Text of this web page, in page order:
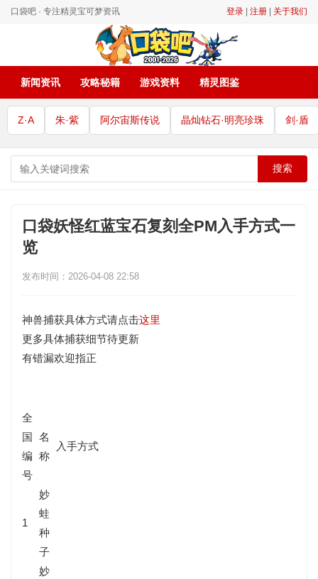
口袋吧 · 专注精灵宝可梦资讯 登录 注册 关于我们
新闻资讯 攻略秘籍 游戏资料 精灵图鉴
Z·A 朱·紫 阿尔宙斯传说 晶灿钻石·明亮珍珠 剑·盾
搜索
口袋妖怪红蓝宝石复刻全PM入手方式一
览
发布时间：2026-04-08 22:58
神兽捕获具体方式请点击这里
更多具体捕获细节待更新
有错漏欢迎指正
全
国
编
号
名
称
入手方式
1
妙
蛙
种
子
妙